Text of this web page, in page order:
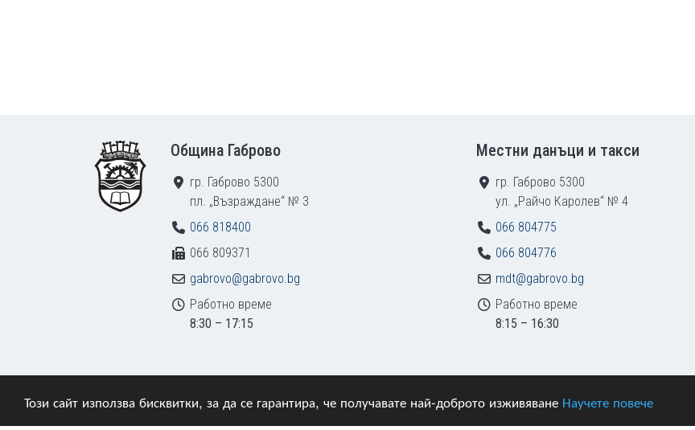
Този сайт използва бисквитки, за да се гарантира, че получавате най-доброто изживяване Научете повече
Община Габрово
гр. Габрово 5300
пл. „Възраждане“ № 3
066 818400
066 809371
gabrovo@gabrovo.bg
Работно време
8:30 – 17:15
Местни данъци и такси
гр. Габрово 5300
ул. „Райчо Каролев“ № 4
066 804775
066 804776
mdt@gabrovo.bg
Работно време
8:15 – 16:30
© 2009–2026 Община Габрово. Всички права запазени.